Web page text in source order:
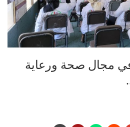
في مجال صحة ورعاية